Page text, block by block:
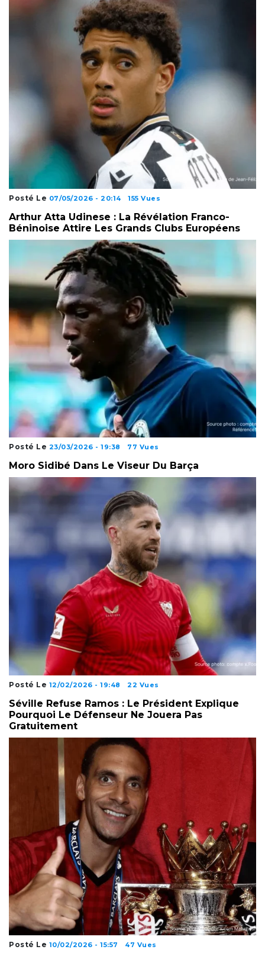
Posté Le 07/05/2026 - 20:14 155 Vues
Arthur Atta Udinese : La Révélation Franco-
Béninoise Attire Les Grands Clubs Européens
Posté Le 23/03/2026 - 19:38 77 Vues
Moro Sidibé Dans Le Viseur Du Barça
Posté Le 12/02/2026 - 19:48 22 Vues
Séville Refuse Ramos : Le Président Explique
Pourquoi Le Défenseur Ne Jouera Pas
Gratuitement
Posté Le 10/02/2026 - 15:57 47 Vues